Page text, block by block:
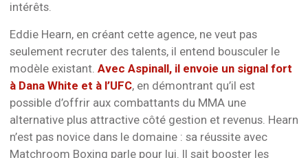
intérêts.
Eddie Hearn, en créant cette agence, ne veut pas
seulement recruter des talents, il entend bousculer le
modèle existant. Avec Aspinall, il envoie un signal fort
à Dana White et à l’UFC, en démontrant qu’il est
possible d’offrir aux combattants du MMA une
alternative plus attractive côté gestion et revenus. Hearn
n’est pas novice dans le domaine : sa réussite avec
Matchroom Boxing parle pour lui. Il sait booster les